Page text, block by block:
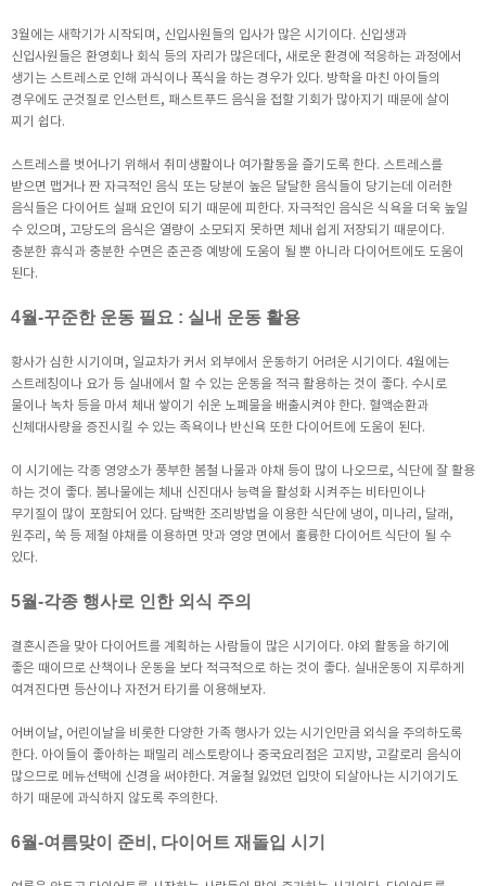
3월에는 새학기가 시작되며, 신입사원들의 입사가 많은 시기이다. 신입생과
신입사원들은 환영회나 회식 등의 자리가 많은데다, 새로운 환경에 적응하는 과정에서
생기는 스트레스로 인해 과식이나 폭식을 하는 경우가 있다. 방학을 마친 아이들의
경우에도 군것질로 인스턴트, 패스트푸드 음식을 접할 기회가 많아지기 때문에 살이
찌기 쉽다.
스트레스를 벗어나기 위해서 취미생활이나 여가활동을 즐기도록 한다. 스트레스를
받으면 맵거나 짠 자극적인 음식 또는 당분이 높은 달달한 음식들이 당기는데 이러한
음식들은 다이어트 실패 요인이 되기 때문에 피한다. 자극적인 음식은 식욕을 더욱 높일
수 있으며, 고당도의 음식은 열량이 소모되지 못하면 체내 쉽게 저장되기 때문이다.
충분한 휴식과 충분한 수면은 춘곤증 예방에 도움이 될 뿐 아니라 다이어트에도 도움이
된다.
4월-꾸준한 운동 필요 : 실내 운동 활용
황사가 심한 시기이며, 일교차가 커서 외부에서 운동하기 어려운 시기이다. 4월에는
스트레칭이나 요가 등 실내에서 할 수 있는 운동을 적극 활용하는 것이 좋다. 수시로
물이나 녹차 등을 마셔 체내 쌓이기 쉬운 노폐물을 배출시켜야 한다. 혈액순환과
신체대사량을 증진시킬 수 있는 족욕이나 반신욕 또한 다이어트에 도움이 된다.
이 시기에는 각종 영양소가 풍부한 봄철 나물과 야채 등이 많이 나오므로, 식단에 잘 활용
하는 것이 좋다. 봄나물에는 체내 신진대사 능력을 활성화 시켜주는 비타민이나
무기질이 많이 포함되어 있다. 담백한 조리방법을 이용한 식단에 냉이, 미나리, 달래,
원추리, 쑥 등 제철 야채를 이용하면 맛과 영양 면에서 훌륭한 다이어트 식단이 될 수
있다.
5월-각종 행사로 인한 외식 주의
결혼시즌을 맞아 다이어트를 계획하는 사람들이 많은 시기이다. 야외 활동을 하기에
좋은 때이므로 산책이나 운동을 보다 적극적으로 하는 것이 좋다. 실내운동이 지루하게
여겨진다면 등산이나 자전거 타기를 이용해보자.
어버이날, 어린이날을 비롯한 다양한 가족 행사가 있는 시기인만큼 외식을 주의하도록
한다. 아이들이 좋아하는 패밀리 레스토랑이나 중국요리점은 고지방, 고칼로리 음식이
많으므로 메뉴선택에 신경을 써야한다. 겨울철 잃었던 입맛이 되살아나는 시기이기도
하기 때문에 과식하지 않도록 주의한다.
6월-여름맞이 준비, 다이어트 재돌입 시기